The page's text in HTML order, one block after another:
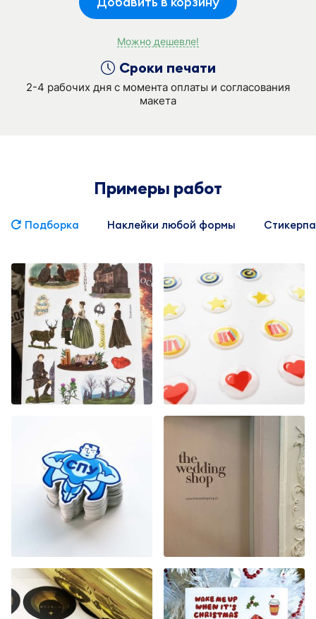
Можно дешевле!
Сроки печати
2-4 рабочих дня с момента оплаты и согласования
макета
Примеры работ
Подборка Наклейки любой формы